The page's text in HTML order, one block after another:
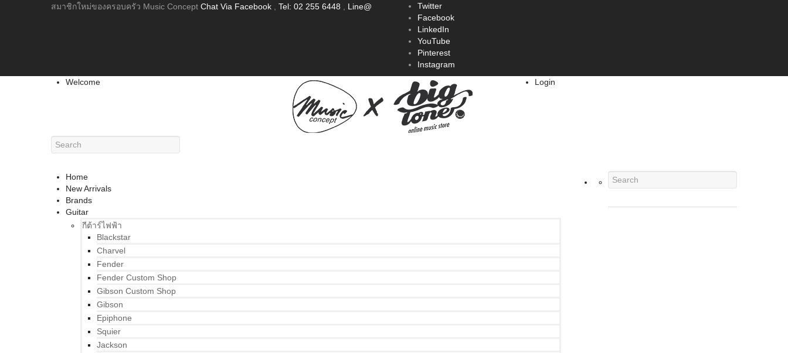
สมาชิกใหม่ของครอบครัว Music Concept Chat Via Facebook Tel: 02 255 6448 Line@
Twitter
Facebook
LinkedIn
YouTube
Pinterest
Instagram
Welcome
Login
Home
New Arrivals
Brands
Guitar
กีต้าร์ไฟฟ้า
Blackstar
Charvel
Fender
Fender Custom Shop
Gibson Custom Shop
Gibson
Epiphone
Squier
Jackson